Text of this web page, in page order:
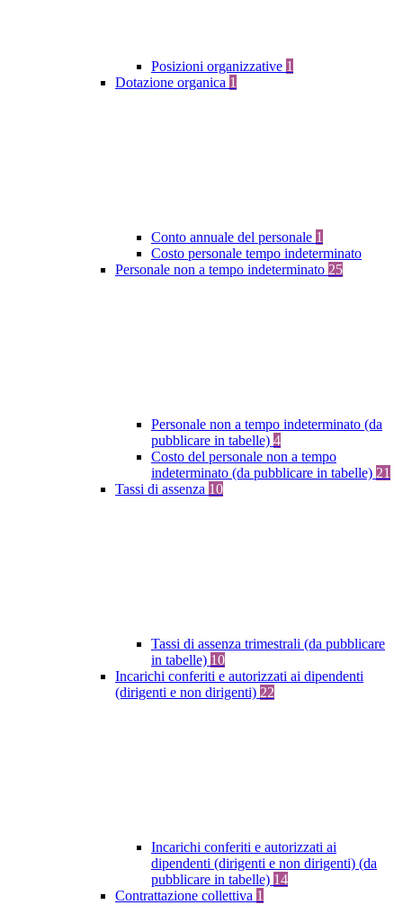
Posizioni organizzative 1
Dotazione organica 1
Conto annuale del personale 1
Costo personale tempo indeterminato
Personale non a tempo indeterminato 25
Personale non a tempo indeterminato (da
pubblicare in tabelle) 4
Costo del personale non a tempo
indeterminato (da pubblicare in tabelle) 21
Tassi di assenza 10
Tassi di assenza trimestrali (da pubblicare
in tabelle) 10
Incarichi conferiti e autorizzati ai dipendenti
(dirigenti e non dirigenti) 22
Incarichi conferiti e autorizzati ai
dipendenti (dirigenti e non dirigenti) (da
pubblicare in tabelle) 14
Contrattazione collettiva 1